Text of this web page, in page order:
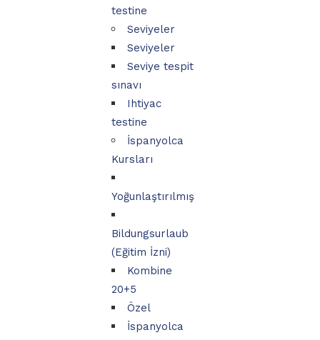
testine
Seviyeler
Seviyeler
Seviye tespit
sınavı
Ihtiyac
testine
İspanyolca
Kursları
Yoğunlaştırılmış
Bildungsurlaub
(Eğitim İzni)
Kombine
20+5
Özel
İspanyolca